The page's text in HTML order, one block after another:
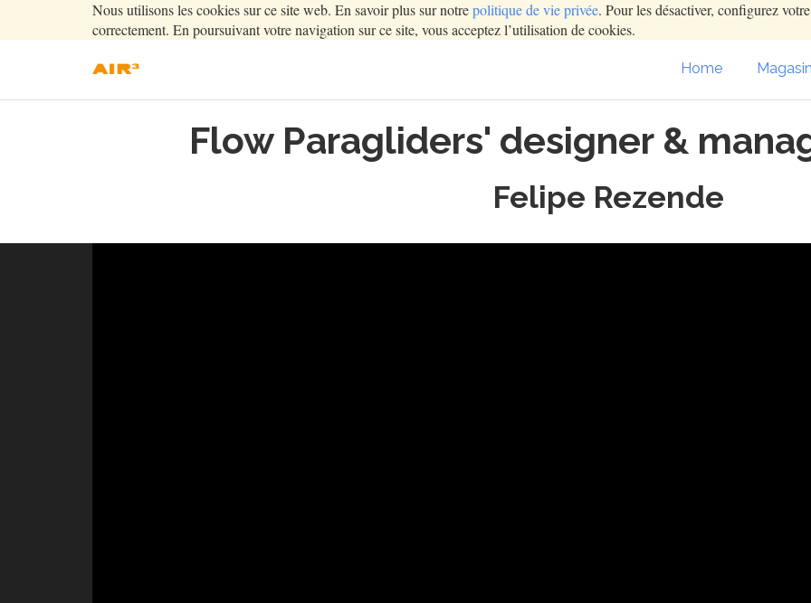
Nous utilisons les cookies sur ce site web. En savoir plus sur notrepolitique de vie privée. Pour les désactiver, configurez
correctement. En poursuivant votre navigation sur ce site, vous acceptez l’utilisation de cookies.
Home
Flow Paragliders' designer &
Felipe Rezende